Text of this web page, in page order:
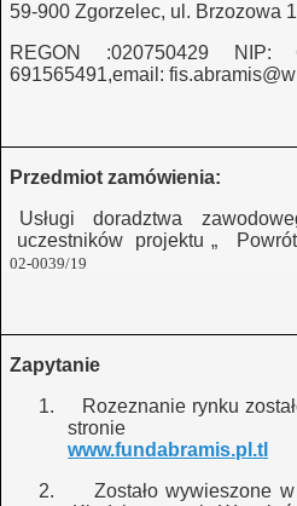
59-900 Zgorzelec, ul. Brzozowa
REGON :020750429 NIP:
691565491,email:
Przedmiot zamówienia:
Usługi
doradztwa
uczestników
projektu „
02-0039/19
Zapytanie
1.
Rozeznanie rynku
stronie
www.fundabramis.pl.tl
2.
Zostało wywieszone
-wieś aktywna"
Lider -aktywna społeczność"
ludzie -aktywna wieś"